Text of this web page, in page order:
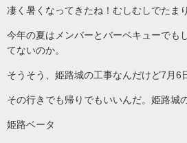
凄く暑くなってきたね！むしむしでたま
今年の夏はメンバーとバーベキューでも
てないのか。
そうそう、姫路城の工事なんだけど7月6
その行きでも帰りでもいいんだ。姫路城
姫路ベータ